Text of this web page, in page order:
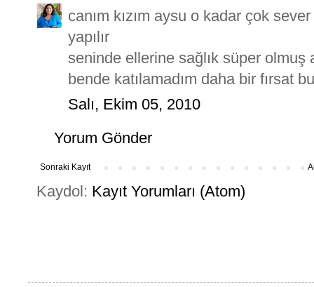
canım kızım aysu o kadar çok
yapılır
seninde ellerine sağlık süper olmuş
bende katılamadım daha bir fırsat
Salı, Ekim 05, 2010
Yorum Gönder
Sonraki Kayıt
Kaydol: Kayıt Yorumları (Atom)